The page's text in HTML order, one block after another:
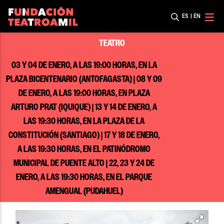
ES EN
TEATRO
03 Y 04 DE ENERO, A LAS 19:00 HORAS, EN LA
PLAZA BICENTENARIO (ANTOFAGASTA) | 08 Y 09
DE ENERO, A LAS 19:00 HORAS, EN PLAZA
ARTURO PRAT (IQUIQUE) | 13 Y 14 DE ENERO, A
LAS 19:30 HORAS, EN LA PLAZA DE LA
CONSTITUCIÓN (SANTIAGO) | 17 Y 18 DE ENERO,
A LAS 19:30 HORAS, EN EL PATINÓDROMO
MUNICIPAL DE PUENTE ALTO | 22, 23 Y 24 DE
ENERO, A LAS 19:30 HORAS, EN EL PARQUE
AMENGUAL (PUDAHUEL)